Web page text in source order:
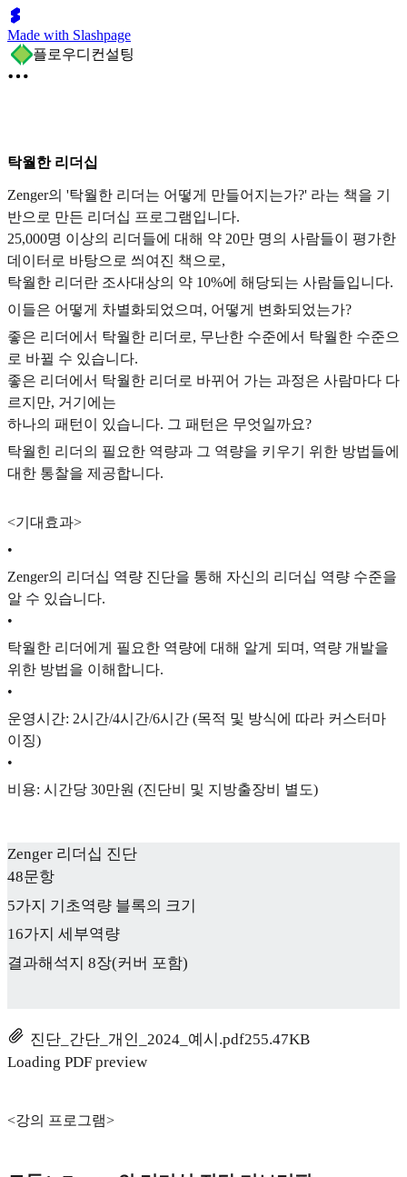
Made with Slashpage
플로우디컨설팅
탁월한 리더십
Zenger의 '탁월한 리더는 어떻게 만들어지는가?' 라는 책을 기
반으로 만든 리더십 프로그램입니다.
25,000명 이상의 리더들에 대해 약 20만 명의 사람들이 평가한
데이터로 바탕으로 씌여진 책으로,
탁월한 리더란 조사대상의 약 10%에 해당되는 사람들입니다.
이들은 어떻게 차별화되었으며, 어떻게 변화되었는가?
좋은 리더에서 탁월한 리더로, 무난한 수준에서 탁월한 수준으
로 바뀔 수 있습니다.
좋은 리더에서 탁월한 리더로 바뀌어 가는 과정은 사람마다 다
르지만, 거기에는
하나의 패턴이 있습니다. 그 패턴은 무엇일까요?
탁월힌 리더의 필요한 역량과 그 역량을 키우기 위한 방법들에
대한 통찰을 제공합니다.
<기대효과>
•
Zenger의 리더십 역량 진단을 통해 자신의 리더십 역량 수준을
알 수 있습니다.
•
탁월한 리더에게 필요한 역량에 대해 알게 되며, 역량 개발을
위한 방법을 이해합니다.
•
운영시간: 2시간/4시간/6시간 (목적 및 방식에 따라 커스터마
이징)
•
비용: 시간당 30만원 (진단비 및 지방출장비 별도)
Zenger 리더십 진단
48문항
5가지 기초역량 블록의 크기
16가지 세부역량
결과해석지 8장(커버 포함)
진단_간단_개인_2024_예시.pdf255.47KB
Loading PDF preview
<강의 프로그램>